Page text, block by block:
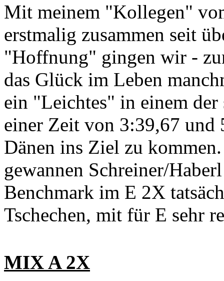
Mit meinem "Kollegen"
erstmalig zusammen seit
"Hoffnung" gingen wir -
das Glück im Leben
ein "Leichtes" in einem der
einer Zeit von 3:39,67 und
Dänen ins Ziel zu
gewannen Schreiner/
Benchmark im E 2X
Tschechen, mit für E sehr
MIX A 2X